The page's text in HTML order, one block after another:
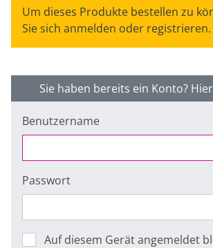
Um dieses Produkte bestellen zu
Sie sich anmelden oder registrieren.
Sie haben bereits ein Konto?
Benutzername
Passwort
Auf diesem Gerät angemeldet